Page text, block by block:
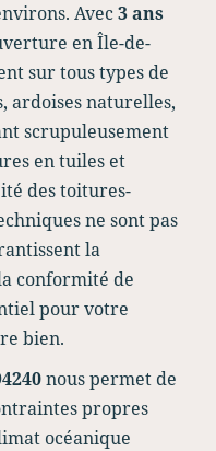
Avec3 ans
en Île-de-
sur tous types de
ardoises naturelles,
scrupuleusement
en tuiles et
des toitures-
ne sont pas
la
conformité de
pour votre
bien.
nous permet de
propres
océanique